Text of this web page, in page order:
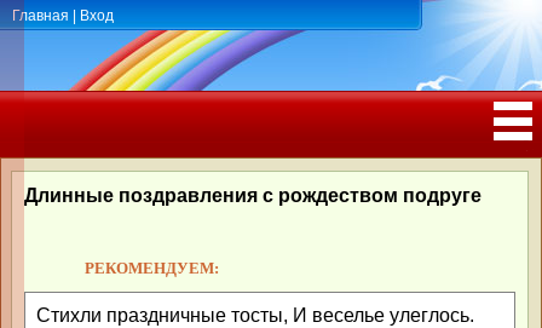
Главная Вход
РОЖДЕНИЯ, ЮБИЛЕЕМ
Длинные поздравления с рождеством подруге
РЕКОМЕНДУЕМ:
Стихли праздничные тосты, И веселье улеглось.